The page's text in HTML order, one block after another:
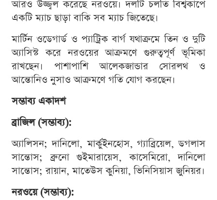
আরও উজ্জ্বল করেছে নরওয়ে। দলটি চলতি বিশ্বকাপে
একটি ম্যাচ ছাড়া বাকি সব ম্যাচ জিতেছে।
মার্টিন ওডেগার্ড ও প্যাট্রিক বার্গ যথাক্রমে তিন ও দুটি
অ্যাসিস্ট করে নরওয়ের আক্রমণে গুরুত্বপূর্ণ ভূমিকা
রাখছেন। পাশাপাশি আলেকজান্ডার সোরলথ ও
আন্তোনিও নুসাও আক্রমণে গতি যোগ করছেন।
সম্ভাব্য একাদশ
ব্রাজিল (সম্ভাব্য):
অ্যালিসন; দানিলো, মার্কুইনহোস, গ্যাব্রিয়েল, ডগলাস
সান্তোস; ব্রুনো গুইমারায়েস, কাসেমিরো, দানিলো
সান্তোস; রায়ান, মাতেউস কুনিয়া, ভিনিসিয়াস জুনিয়র।
নরওয়ে (সম্ভাব্য):